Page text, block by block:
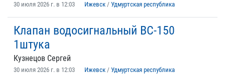
30 июля 2026 г. в 12:03 Ижевск / Удмуртская республика
Клапан водосигнальный ВС-150
1штука
Кузнецов Сергей
30 июля 2026 г. в 12:03 Ижевск / Удмуртская республика